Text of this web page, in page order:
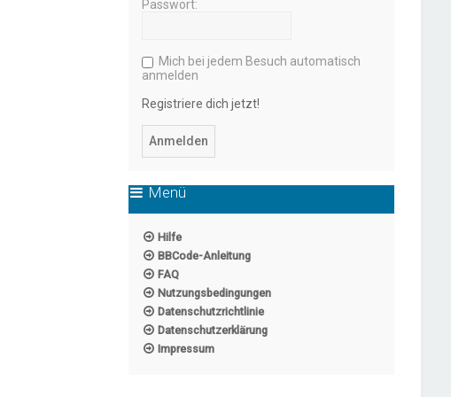
Passwort:
Mich bei jedem Besuch automatisch
anmelden
Registriere dich jetzt!
Menü
Hilfe
BBCode-Anleitung
FAQ
Nutzungsbedingungen
Datenschutzrichtlinie
Datenschutzerklärung
Impressum